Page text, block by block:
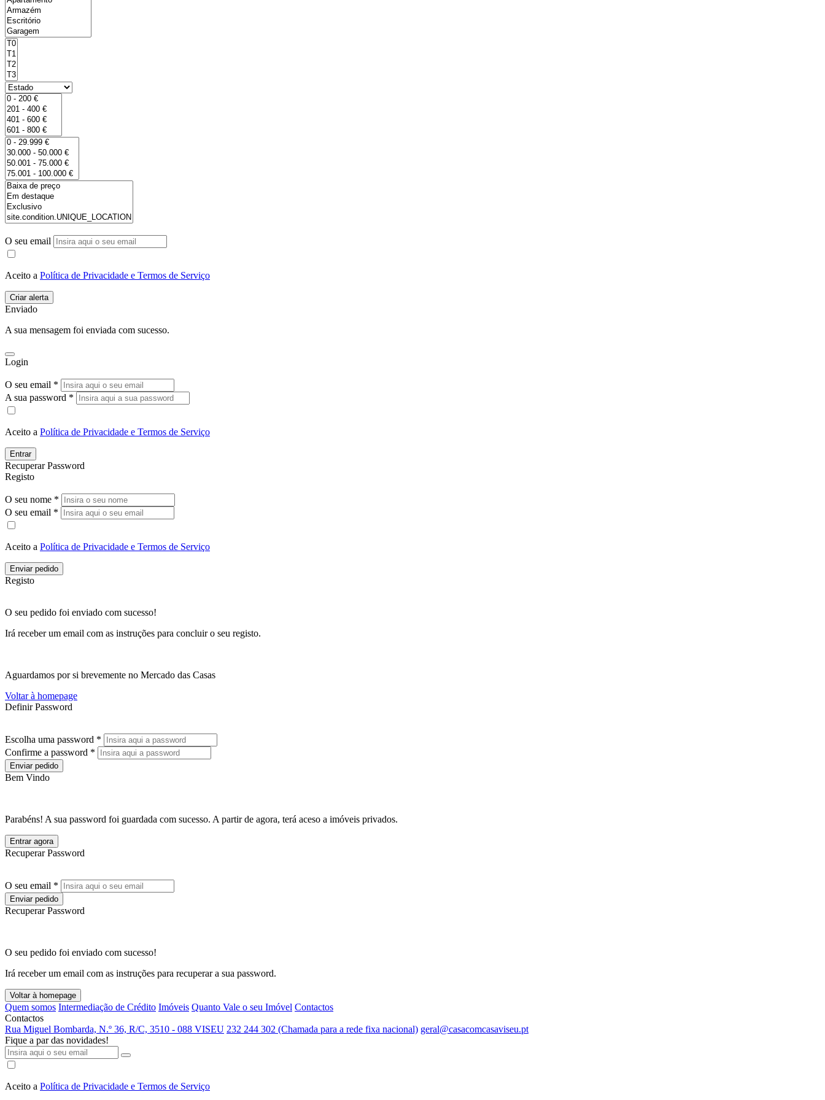
O seu email
Aceito a Política de Privacidade e Termos de Serviço
Enviado
A sua mensagem foi enviada com sucesso.
Login
O seu email *
A sua password *
Aceito a Política de Privacidade e Termos de Serviço
Entrar
Recuperar Password
Registo
O seu nome *
O seu email *
Aceito a Política de Privacidade e Termos de Serviço
Enviar pedido
Registo
O seu pedido foi enviado com sucesso!
Irá receber um email com as instruções para concluir o seu registo.
Aguardamos por si brevemente no Mercado das Casas
Voltar à homepage
Definir Password
Escolha uma password *
Confirme a password *
Enviar pedido
Bem Vindo
Parabéns! A sua password foi guardada com sucesso. A partir de agora, terá aceso a imóveis privados.
Entrar agora
Recuperar Password
O seu email *
Enviar pedido
Recuperar Password
O seu pedido foi enviado com sucesso!
Irá receber um email com as instruções para recuperar a sua password.
Voltar à homepage
Quem somos Intermediação de Crédito Imóveis Quanto Vale o seu Imóvel Contactos
Contactos
Rua Miguel Bombarda, N.º 36, R/C, 3510 - 088 VISEU 232 244 302 (Chamada para a rede fixa nacional) geral@casacomcasaviseu.pt
Fique a par das novidades!
Aceito a Política de Privacidade e Termos de Serviço